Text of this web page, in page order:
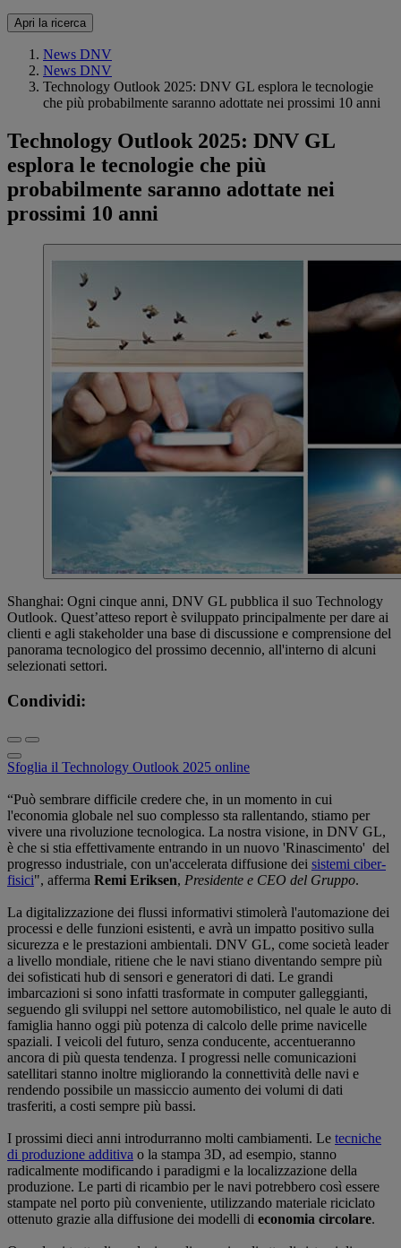
Apri la ricerca
News DNV
News DNV
Technology Outlook 2025: DNV GL esplora le tecnologie
che più probabilmente saranno adottate nei prossimi 10 anni
Technology Outlook 2025: DNV GL
esplora le tecnologie che più
probabilmente saranno adottate nei
prossimi 10 anni
Shanghai: Ogni cinque anni, DNV GL pubblica il suo Technology
Outlook. Quest’atteso report è sviluppato principalmente per dare ai
clienti e agli stakeholder una base di discussione e comprensione del
panorama tecnologico del prossimo decennio, all'interno di alcuni
selezionati settori.
Condividi:
Sfoglia il Technology Outlook 2025 online
“Può sembrare difficile credere che, in un momento in cui
l'economia globale nel suo complesso sta rallentando, stiamo per
vivere una rivoluzione tecnologica. La nostra visione, in DNV GL,
è che si stia effettivamente entrando in un nuovo 'Rinascimento' del
progresso industriale, con un'accelerata diffusione dei sistemi ciber-
fisici", afferma Remi Eriksen, Presidente e CEO del Gruppo.
La digitalizzazione dei flussi informativi stimolerà l'automazione dei
processi e delle funzioni esistenti, e avrà un impatto positivo sulla
sicurezza e le prestazioni ambientali. DNV GL, come società leader
a livello mondiale, ritiene che le navi stiano diventando sempre più
dei sofisticati hub di sensori e generatori di dati. Le grandi
imbarcazioni si sono infatti trasformate in computer galleggianti,
seguendo gli sviluppi nel settore automobilistico, nel quale le auto di
famiglia hanno oggi più potenza di calcolo delle prime navicelle
spaziali. I veicoli del futuro, senza conducente, accentueranno
ancora di più questa tendenza. I progressi nelle comunicazioni
satellitari stanno inoltre migliorando la connettività delle navi e
rendendo possibile un massiccio aumento dei volumi di dati
trasferiti, a costi sempre più bassi.
I prossimi dieci anni introdurranno molti cambiamenti. Le tecniche
di produzione additiva o la stampa 3D, ad esempio, stanno
radicalmente modificando i paradigmi e la localizzazione della
produzione. Le parti di ricambio per le navi potrebbero così essere
stampate nel porto più conveniente, utilizzando materiale riciclato
ottenuto grazie alla diffusione dei modelli di economia circolare.